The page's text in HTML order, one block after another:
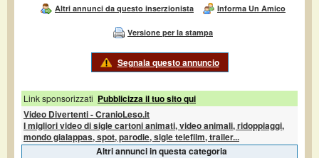
Altri annunci da questo inserzionista Informa Un Amico
Versione per la stampa
Segnala questo annuncio
Link sponsorizzati Pubblicizza il tuo sito qui
Video Divertenti - CranioLeso.it
I migliori video di sigle cartoni animati, video animali, ridoppiaggi,
mondo gialappas, spot, parodie, sigle telefilm, trailer...
Altri annunci in questa categoria